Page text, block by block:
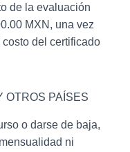
de la evaluación
MXN, una vez
del certificado
OTROS PAÍSES
o darse de baja,
ni